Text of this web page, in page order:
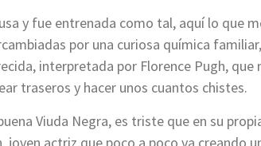
y fue entrenada como tal, aquí lo que
por una curiosa química
interpretada por Florence Pugh,
traseros y hacer unos cuantos chistes.
Viuda Negra, es triste que en su